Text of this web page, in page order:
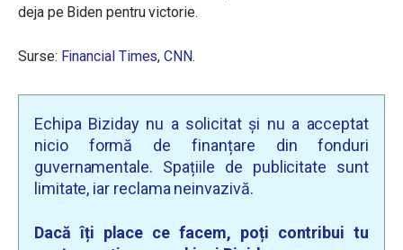
deja pe Biden pentru victorie.
Surse: Financial Times,CNN.
Echipa Biziday nu a solicitat și nu a acceptat
nicio formă de finanțare din fonduri
guvernamentale. Spațiile de publicitate sunt
limitate, iar reclama neinvazivă.
Dacă îți place ce facem, poți contribui tu